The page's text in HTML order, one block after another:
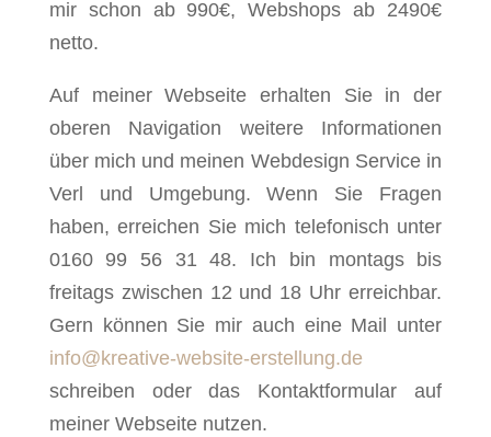
mir schon ab 990€, Webshops ab 2490€
netto.
Auf meiner Webseite erhalten Sie in der
oberen Navigation weitere Informationen
über mich und meinen Webdesign Service in
Verl und Umgebung. Wenn Sie Fragen
haben, erreichen Sie mich telefonisch unter
0160 99 56 31 48. Ich bin montags bis
freitags zwischen 12 und 18 Uhr erreichbar.
Gern können Sie mir auch eine Mail unter
info@kreative-website-erstellung.de
schreiben oder das Kontaktformular auf
meiner Webseite nutzen.